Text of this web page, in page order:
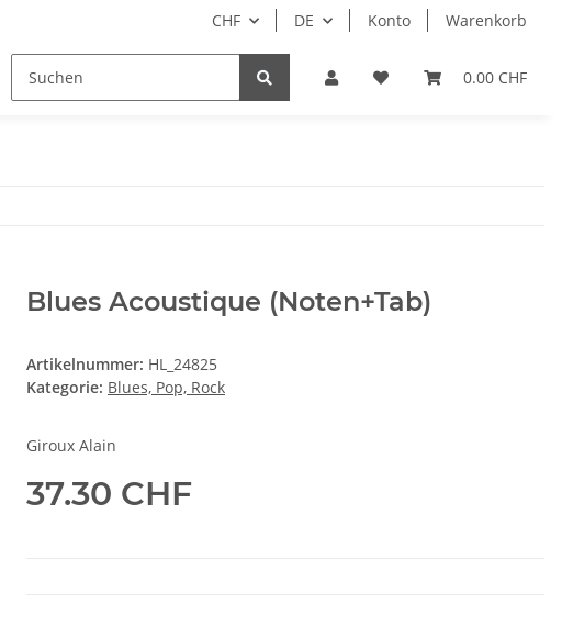
CHF DE Konto Warenkorb
0.00 CHF
CD Software Geschenk-Gutscheine
Blues Acoustique (Noten+Tab)
Artikelnummer: HL_24825
Kategorie: Blues, Pop, Rock
Giroux Alain
37.30 CHF